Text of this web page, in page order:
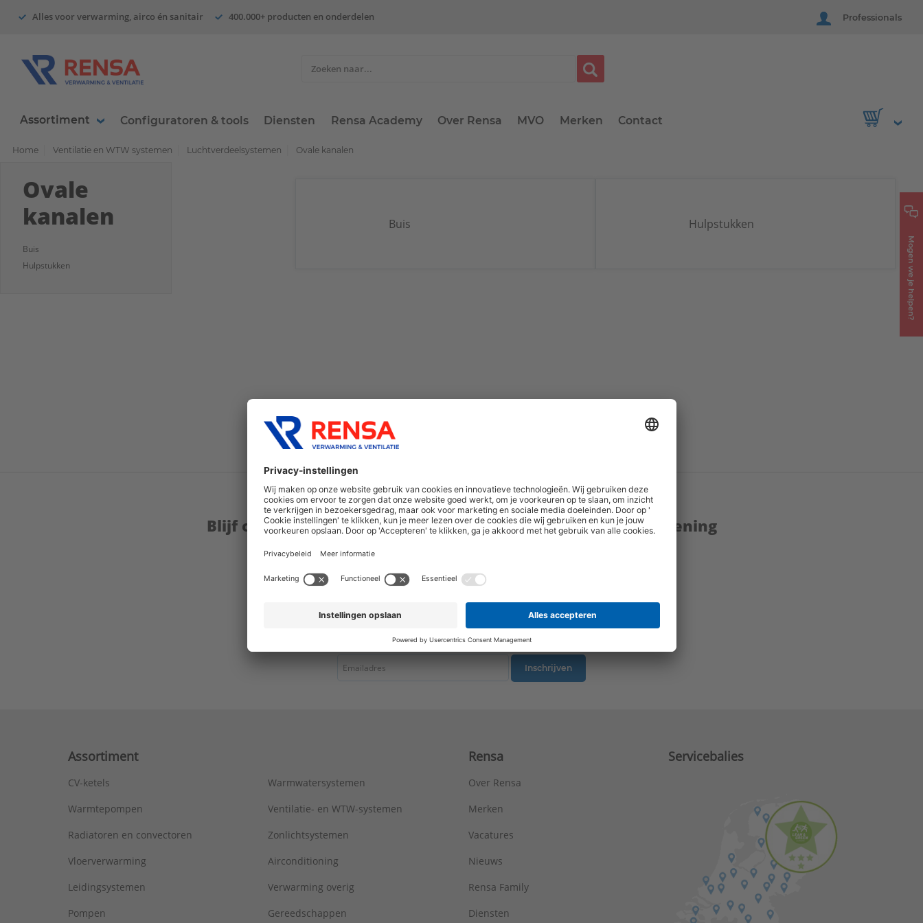
Alles voor verwarming, airco én sanitair 400.000+ producten en onderdelen Professionals
Assortiment Configuratoren & tools Diensten Rensa Academy Over Rensa MVO Merken Contact
Mogen we je helpen?
Home Ventilatie en WTW systemen Luchtverdeelsystemen Ovale kanalen
Ovale
kanalen
Buis
Hulpstukken
Buis Hulpstukken
Blijf op de hoogte van nieuwe producten en onze dienstverlening
Inschrijven
Assortiment
CV-ketels
Warmtepompen
Radiatoren en convectoren
Vloerverwarming
Leidingsystemen
Pompen
Warmwatersystemen
Ventilatie- en WTW-systemen
Zonlichtsystemen
Airconditioning
Verwarming overig
Gereedschappen
Rensa
Over Rensa
Merken
Vacatures
Nieuws
Rensa Family
Diensten
Servicebalies